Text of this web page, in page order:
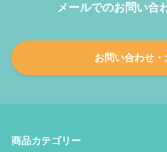
メールでのお問い合
お問い合わせ
商品カテゴリー